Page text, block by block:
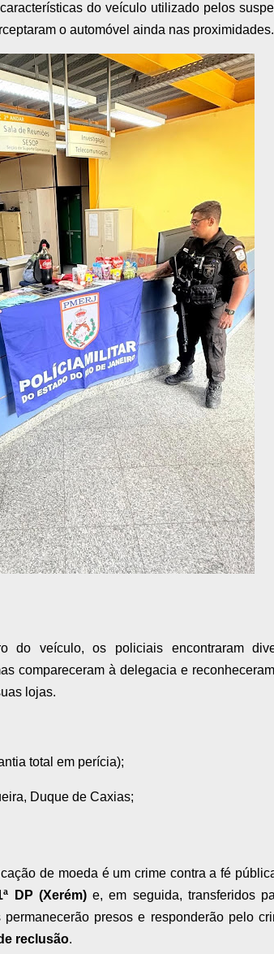
do veículo utilizado pelos
o automóvel ainda nas proximidades.
do veículo, os policiais encontraram
compareceram à delegacia e
lojas.
total em perícia);
Duque de Caxias;
de moeda é um crime contra a fé
DP (Xerém)e, em seguida, transferidos
permanecerão presos e responderão pelo
reclusão.